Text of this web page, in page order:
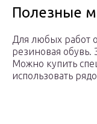
Полезные
Для любых работ
резиновая обувь.
Можно купить
использовать